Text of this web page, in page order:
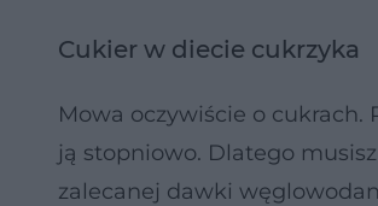
Cukier w diecie cukrzyka
Mowa oczywiście o cukrach.
ją stopniowo. Dlatego
zalecanej dawki